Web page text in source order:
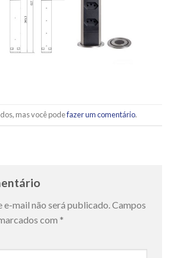
mas você podefazer um comentário.
e-mail não será publicado.Campos
com *